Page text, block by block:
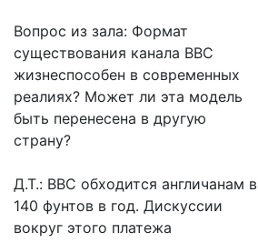
Вопрос из зала: Формат
существования канала BBC
жизнеспособен в современных
реалиях? Может ли эта модель
быть перенесена в другую
страну?
Д.Т.: BBC обходится англичанам в
140 фунтов в год. Дискуссии
вокруг этого платежа